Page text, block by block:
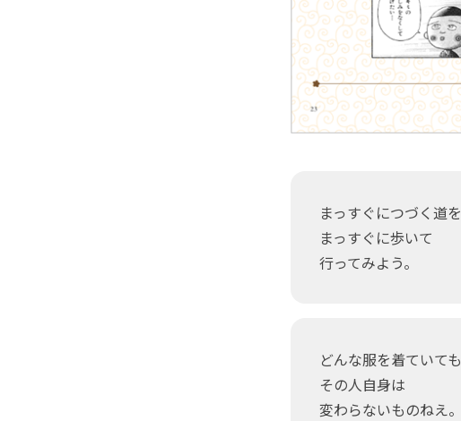
まっすぐにつづく道を
まっすぐに歩いて
行ってみよう。
どんな服を着ていても
その人自身は
変わらないものねえ。